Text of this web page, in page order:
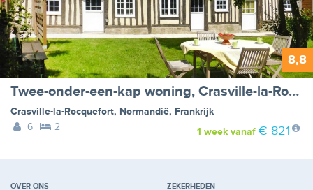
8,8
Twee-onder-een-kap woning, Crasville-la-Rocquefort
Crasville-la-Rocquefort, Normandië, Frankrijk
6
2 1 weekvanaf € 821
OVER ONS ZEKERHEDEN